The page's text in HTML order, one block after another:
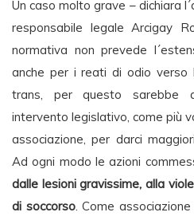
Un caso molto grave – dichiara
responsabile legale Arcigay
normativa non prevede
anche per i reati di odio verso
trans, per questo sarebbe
intervento legislativo, come più
associazione, per darci
Ad ogni modo le azioni
dalle lesioni gravissime, alla
di soccorso. Come